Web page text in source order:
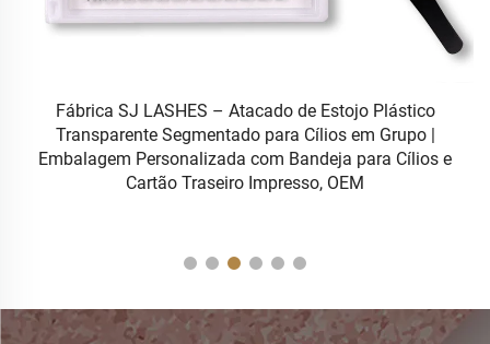
Fábrica SJ LASHES – Atacado de Estojo Plástico
Transparente Segmentado para Cílios em Grupo |
Embalagem Personalizada com Bandeja para Cílios e
Cartão Traseiro Impresso, OEM